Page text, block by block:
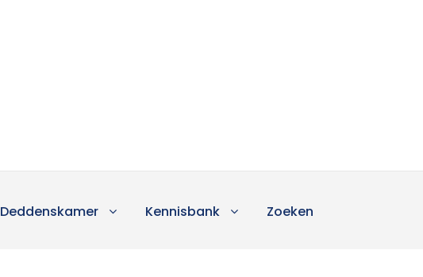
Deddenskamer Kennisbank Zoeken